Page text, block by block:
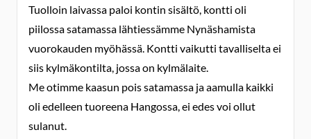
Tuolloin laivassa paloi kontin sisältö, kontti oli
piilossa satamassa lähtiessämme Nynäshamista
vuorokauden myöhässä. Kontti vaikutti tavalliselta ei
siis kylmäkontilta, jossa on kylmälaite.
Me otimme kaasun pois satamassa ja aamulla kaikki
oli edelleen tuoreena Hangossa, ei edes voi ollut
sulanut.